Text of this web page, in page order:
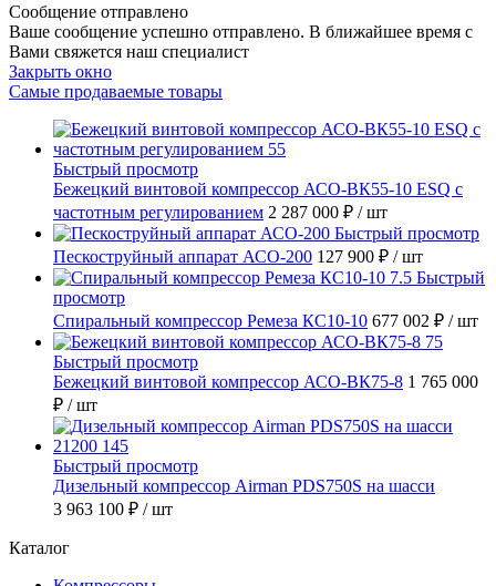
Сообщение отправлено
Ваше сообщение успешно отправлено. В ближайшее время с
Вами свяжется наш специалист
Закрыть окно
Самые продаваемые товары
Быстрый просмотр
Бежецкий винтовой компрессор АСО-ВК55-10 ESQ с
частотным регулированием 2 287 000 ₽ / шт
Быстрый просмотр
Пескоструйный аппарат АСО-200 127 900 ₽ / шт
Быстрый
просмотр
Спиральный компрессор Ремеза КС10-10 677 002 ₽ / шт
Быстрый просмотр
Бежецкий винтовой компрессор АСО-ВК75-8 1 765 000
₽ / шт
Быстрый просмотр
Дизельный компрессор Airman PDS750S на шасси
3 963 100 ₽ / шт
Каталог